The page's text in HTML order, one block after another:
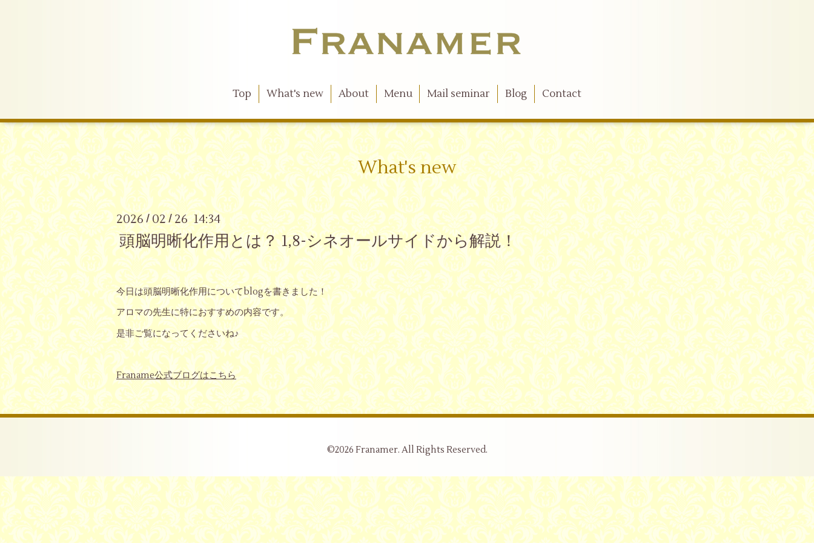
Top What's new About Menu Mail seminar Blog Contact
What's new
2026/02/26 14:34
頭脳明晰化作用とは？ 1,8-シネオールサイドから解説！
今日は頭脳明晰化作用についてblogを書きました！
アロマの先生に特におすすめの内容です。
是非ご覧になってくださいね♪
Franame公式ブログはこちら
©2026 Franamer. All Rights Reserved.